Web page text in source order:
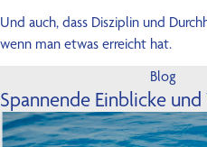
Und auch, dass Disziplin und
wenn man etwas erreicht hat.
Blog
Spannende Einblicke